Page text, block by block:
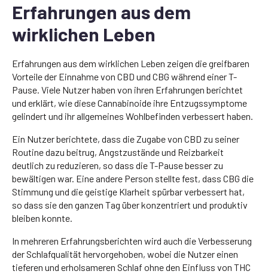
Erfahrungen aus dem
wirklichen Leben
Erfahrungen aus dem wirklichen Leben zeigen die greifbaren
Vorteile der Einnahme von CBD und CBG während einer T-
Pause. Viele Nutzer haben von ihren Erfahrungen berichtet
und erklärt, wie diese Cannabinoide ihre Entzugssymptome
gelindert und ihr allgemeines Wohlbefinden verbessert haben.
Ein Nutzer berichtete, dass die Zugabe von CBD zu seiner
Routine dazu beitrug, Angstzustände und Reizbarkeit
deutlich zu reduzieren, so dass die T-Pause besser zu
bewältigen war. Eine andere Person stellte fest, dass CBG die
Stimmung und die geistige Klarheit spürbar verbessert hat,
so dass sie den ganzen Tag über konzentriert und produktiv
bleiben konnte.
In mehreren Erfahrungsberichten wird auch die Verbesserung
der Schlafqualität hervorgehoben, wobei die Nutzer einen
tieferen und erholsameren Schlaf ohne den Einfluss von THC